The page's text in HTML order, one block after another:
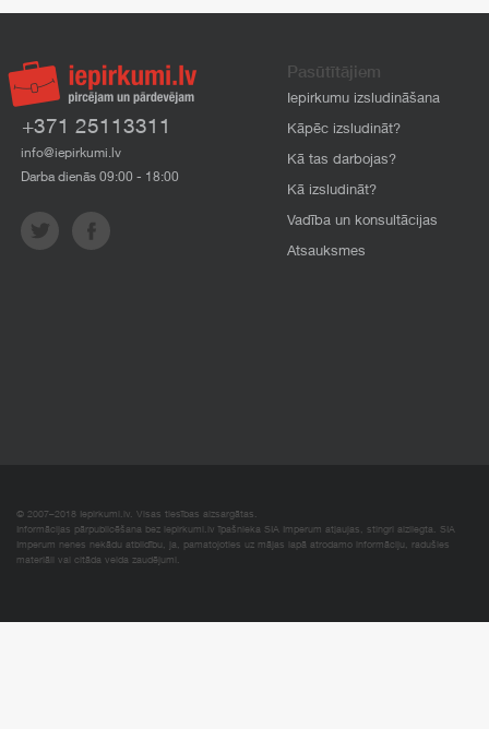
+371 25113311
info@iepirkumi.lv
Darba dienās 09:00 - 18:00
Pasūtītājiem
Iepirkumu izsludināšana
Kāpēc izsludināt?
Kā tas darbojas?
Kā izsludināt?
Vadība un konsultācijas
Atsauksmes
© 2007–2018 Iepirkumi.lv. Visas tiesības aizsargātas.
Informācijas pārpublicēšana bez iepirkumi.lv īpašnieka SIA Imperum atļaujas, stingri aizliegta. SIA
Imperum nenes nekādu atbildību, ja, pamatojoties uz mājas lapā atrodamo informāciju, radušies
materiāli vai citāda veida zaudējumi.